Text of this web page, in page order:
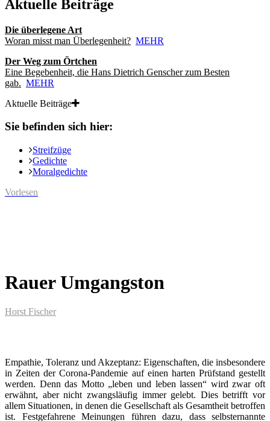
Aktuelle Beiträge
Die überlegene Art
Woran misst man Überlegenheit? MEHR
Der Weg zum Örtchen
Eine Begebenheit, die Hans Dietrich Genscher zum Besten
gab. MEHR
Aktuelle Beiträge
Sie befinden sich hier:
Streifzüge
Gedichte
Moralgedichte
Vorlesen
Rauer Umgangston
Horst Fischer
Empathie, Toleranz und Akzeptanz: Eigenschaften, die insbesondere
in Zeiten der Corona-Pandemie auf einen harten Prüfstand gestellt
werden. Denn das Motto „leben und leben lassen“ wird zwar oft
erwähnt, aber nicht zwangsläufig immer gelebt. Dies betrifft vor
allem Situationen, in denen die Gesellschaft als Gesamtheit betroffen
ist. Festgefahrene Meinungen führen dazu, dass selbsternannte